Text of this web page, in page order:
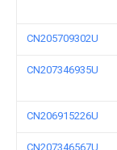
CN205709302U
CN207346935U
CN206915226U
CN207346567U